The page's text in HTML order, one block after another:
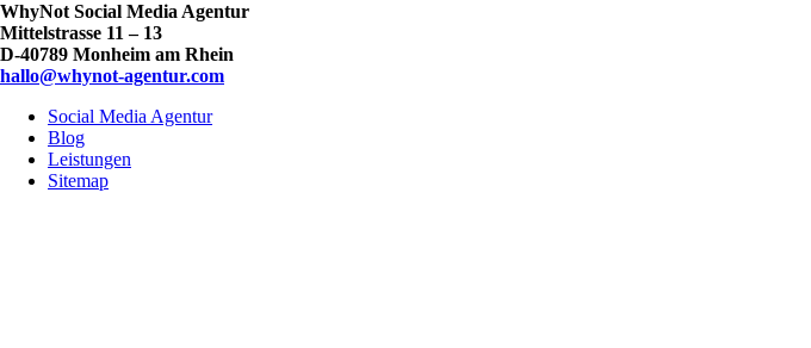
WhyNot Social Media Agentur
Mittelstrasse 11 – 13
D-40789 Monheim am Rhein
hallo@whynot-agentur.com
Social Media Agentur
Blog
Leistungen
Sitemap